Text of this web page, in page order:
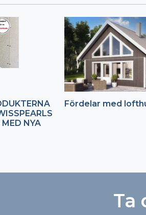
NYA
Fördelar med
Ta